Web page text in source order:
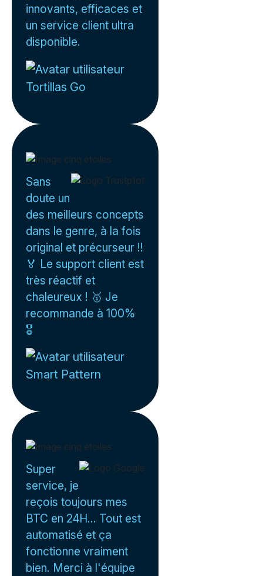
innovants, efficaces et
un service client ultra
disponible.
Tortillas Go
Sans
doute un
des meilleurs concepts
dans le genre, à la fois
original et précurseur !!
🏅 Le support client est
très réactif et
chaleureux ! 🥇 Je
recommande à 100%
🎖️
Smart Pattern
Super
service, je
reçois toujours mes
BTC en 24H... Tout est
automatisé et ça
fonctionne vraiment
bien. Merci à l'équipe